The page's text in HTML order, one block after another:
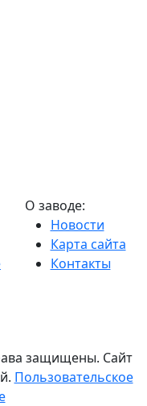
О заводе:
Новости
Карта сайта
Контакты
защищены. Сайт
Пользовательское